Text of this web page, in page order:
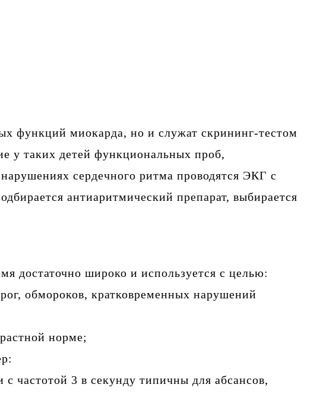
функций миокарда, но и служат скрининг-тестом
у таких детей функциональных проб,
сердечного ритма проводятся ЭКГ с
антиаритмический препарат, выбирается
достаточно широко и используется с целью:
обмороков, кратковременных нарушений
норме;
частотой 3 в секунду типичны для абсансов,